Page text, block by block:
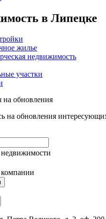
в Липецке
жилье
недвижимость
участки
на обновления
на обновления